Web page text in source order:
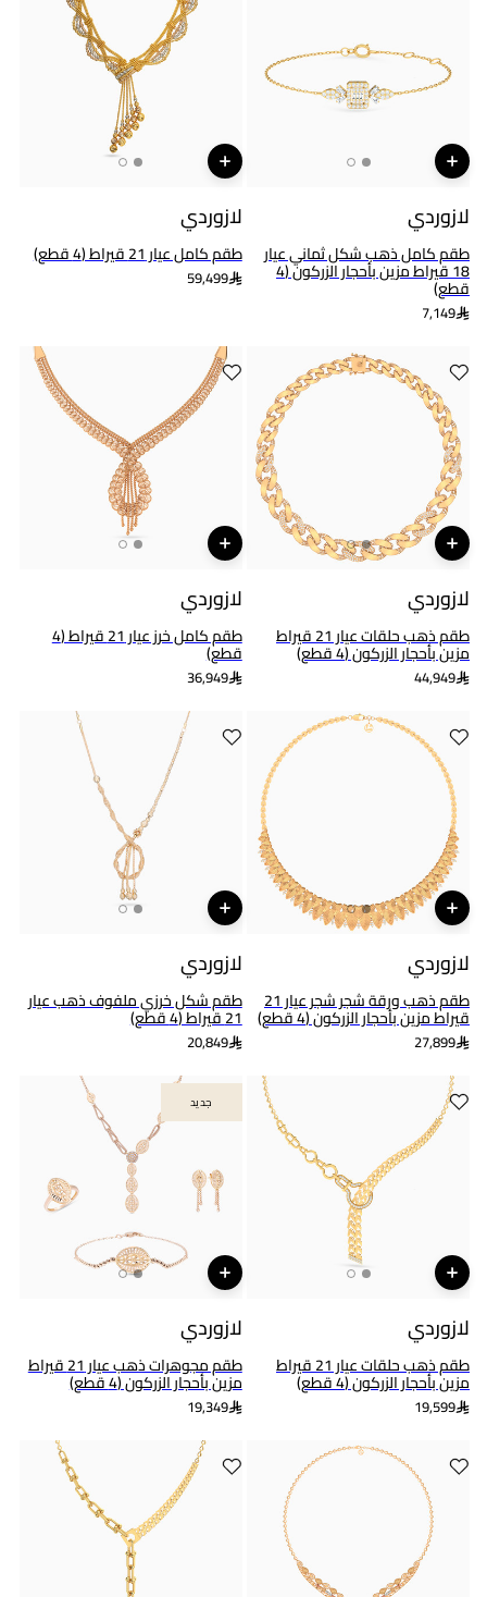
لازوردي
طقم كامل ذهب شكل ثماني عيار
18 قيراط مزين بأحجار الزركون (4
قطع)
7,149
لازوردي
طقم كامل عيار 21 قيراط (4 قطع)
59,499
لازوردي
طقم ذهب حلقات عيار 21 قيراط
مزين بأحجار الزركون (4 قطع)
44,949
لازوردي
طقم كامل خرز عيار 21 قيراط (4
قطع)
36,949
لازوردي
طقم ذهب ورقة شجر شجر عيار 21
قيراط مزين بأحجار الزركون (4 قطع)
27,899
لازوردي
طقم شكل خرزي ملفوف ذهب عيار
21 قيراط (4 قطع)
20,849
لازوردي
طقم ذهب حلقات عيار 21 قيراط
مزين بأحجار الزركون (4 قطع)
19,599
جديد
جديد
لازوردي
طقم مجوهرات ذهب عيار 21 قيراط
مزين بأحجار الزركون (4 قطع)
19,349